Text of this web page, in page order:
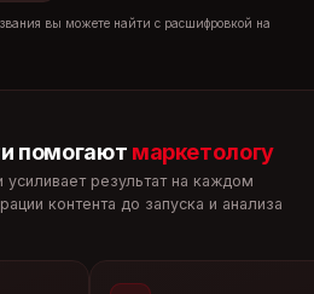
вы можете найти с расшифровкой на
помогают маркетологу
результат на каждом
контента до запуска и анализа